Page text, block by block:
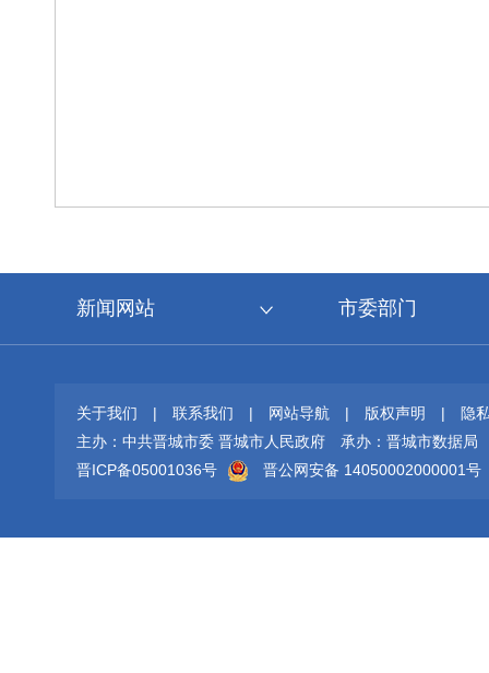
新闻网站 市委部门
关于我们 | 联系我们 | 网站导航 | 版权声明 |
隐
主办：中共晋城市委 晋城市人民政府
承办：晋城市数据局
晋ICP备05001036号
晋公网安备 14050002000001号